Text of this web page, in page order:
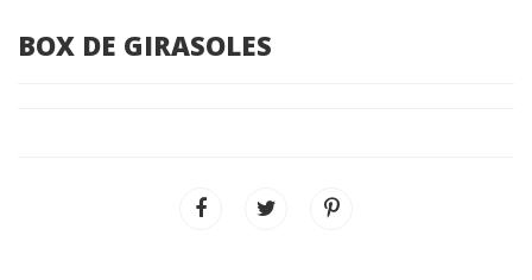
BOX DE GIRASOLES